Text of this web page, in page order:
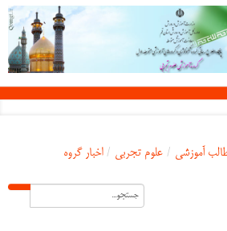
آموزشی / علوم تجربی / اخبار گروه